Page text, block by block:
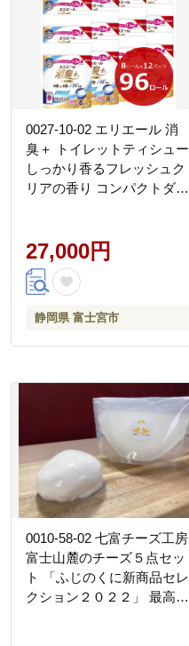
0027-10-02 エリエール 消
臭＋ トイレットティシュー
しっかり香るフレッシュク
リアの香り コンパクトダブ
レットペーパー ダブル パ
ルプ100％ 消臭 防臭 日用品
消耗品 備蓄
27,000円
静岡県 富士宮市
0010-58-02 七富チーズ工房
富士山麓のチーズ５点セッ
ト 「ふじのくに新商品セレ
クション２０２２」 最高金